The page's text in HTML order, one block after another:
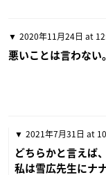
2020年11月24日 at
悪いことは言わない
2021年7月31日 at
どちらかと言えば
私は雪広先生にナ